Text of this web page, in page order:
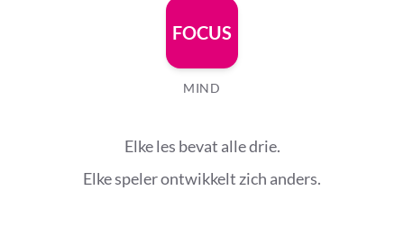
FOCUS
MIND
Elke les bevat alle drie.
Elke speler ontwikkelt zich anders.